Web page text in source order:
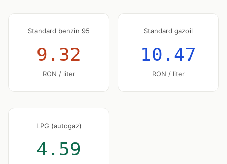
Standard benzin 95
9.32
RON / liter
Standard gazoil
10.47
RON / liter
LPG (autogaz)
4.59